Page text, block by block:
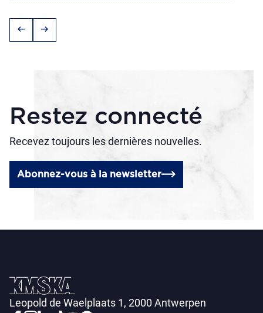
arrow_left_alt arrow_right_alt
Restez connecté
Recevez toujours les dernières nouvelles.
Abonnez-vous à la newsletter
Leopold de Waelplaats 1, 2000 Antwerpen